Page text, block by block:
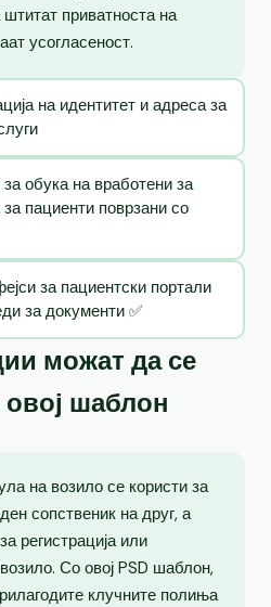
штитат приватноста на
усогласеност.
на идентитет и адреса за
обука на вработени за
пациенти поврзани со
за пациентски портали
за документи ✅
можат да се
шаблон
на возило се користи за
сопственик на друг, а
регистрација или
Со овој PSD шаблон,
клучните полиња